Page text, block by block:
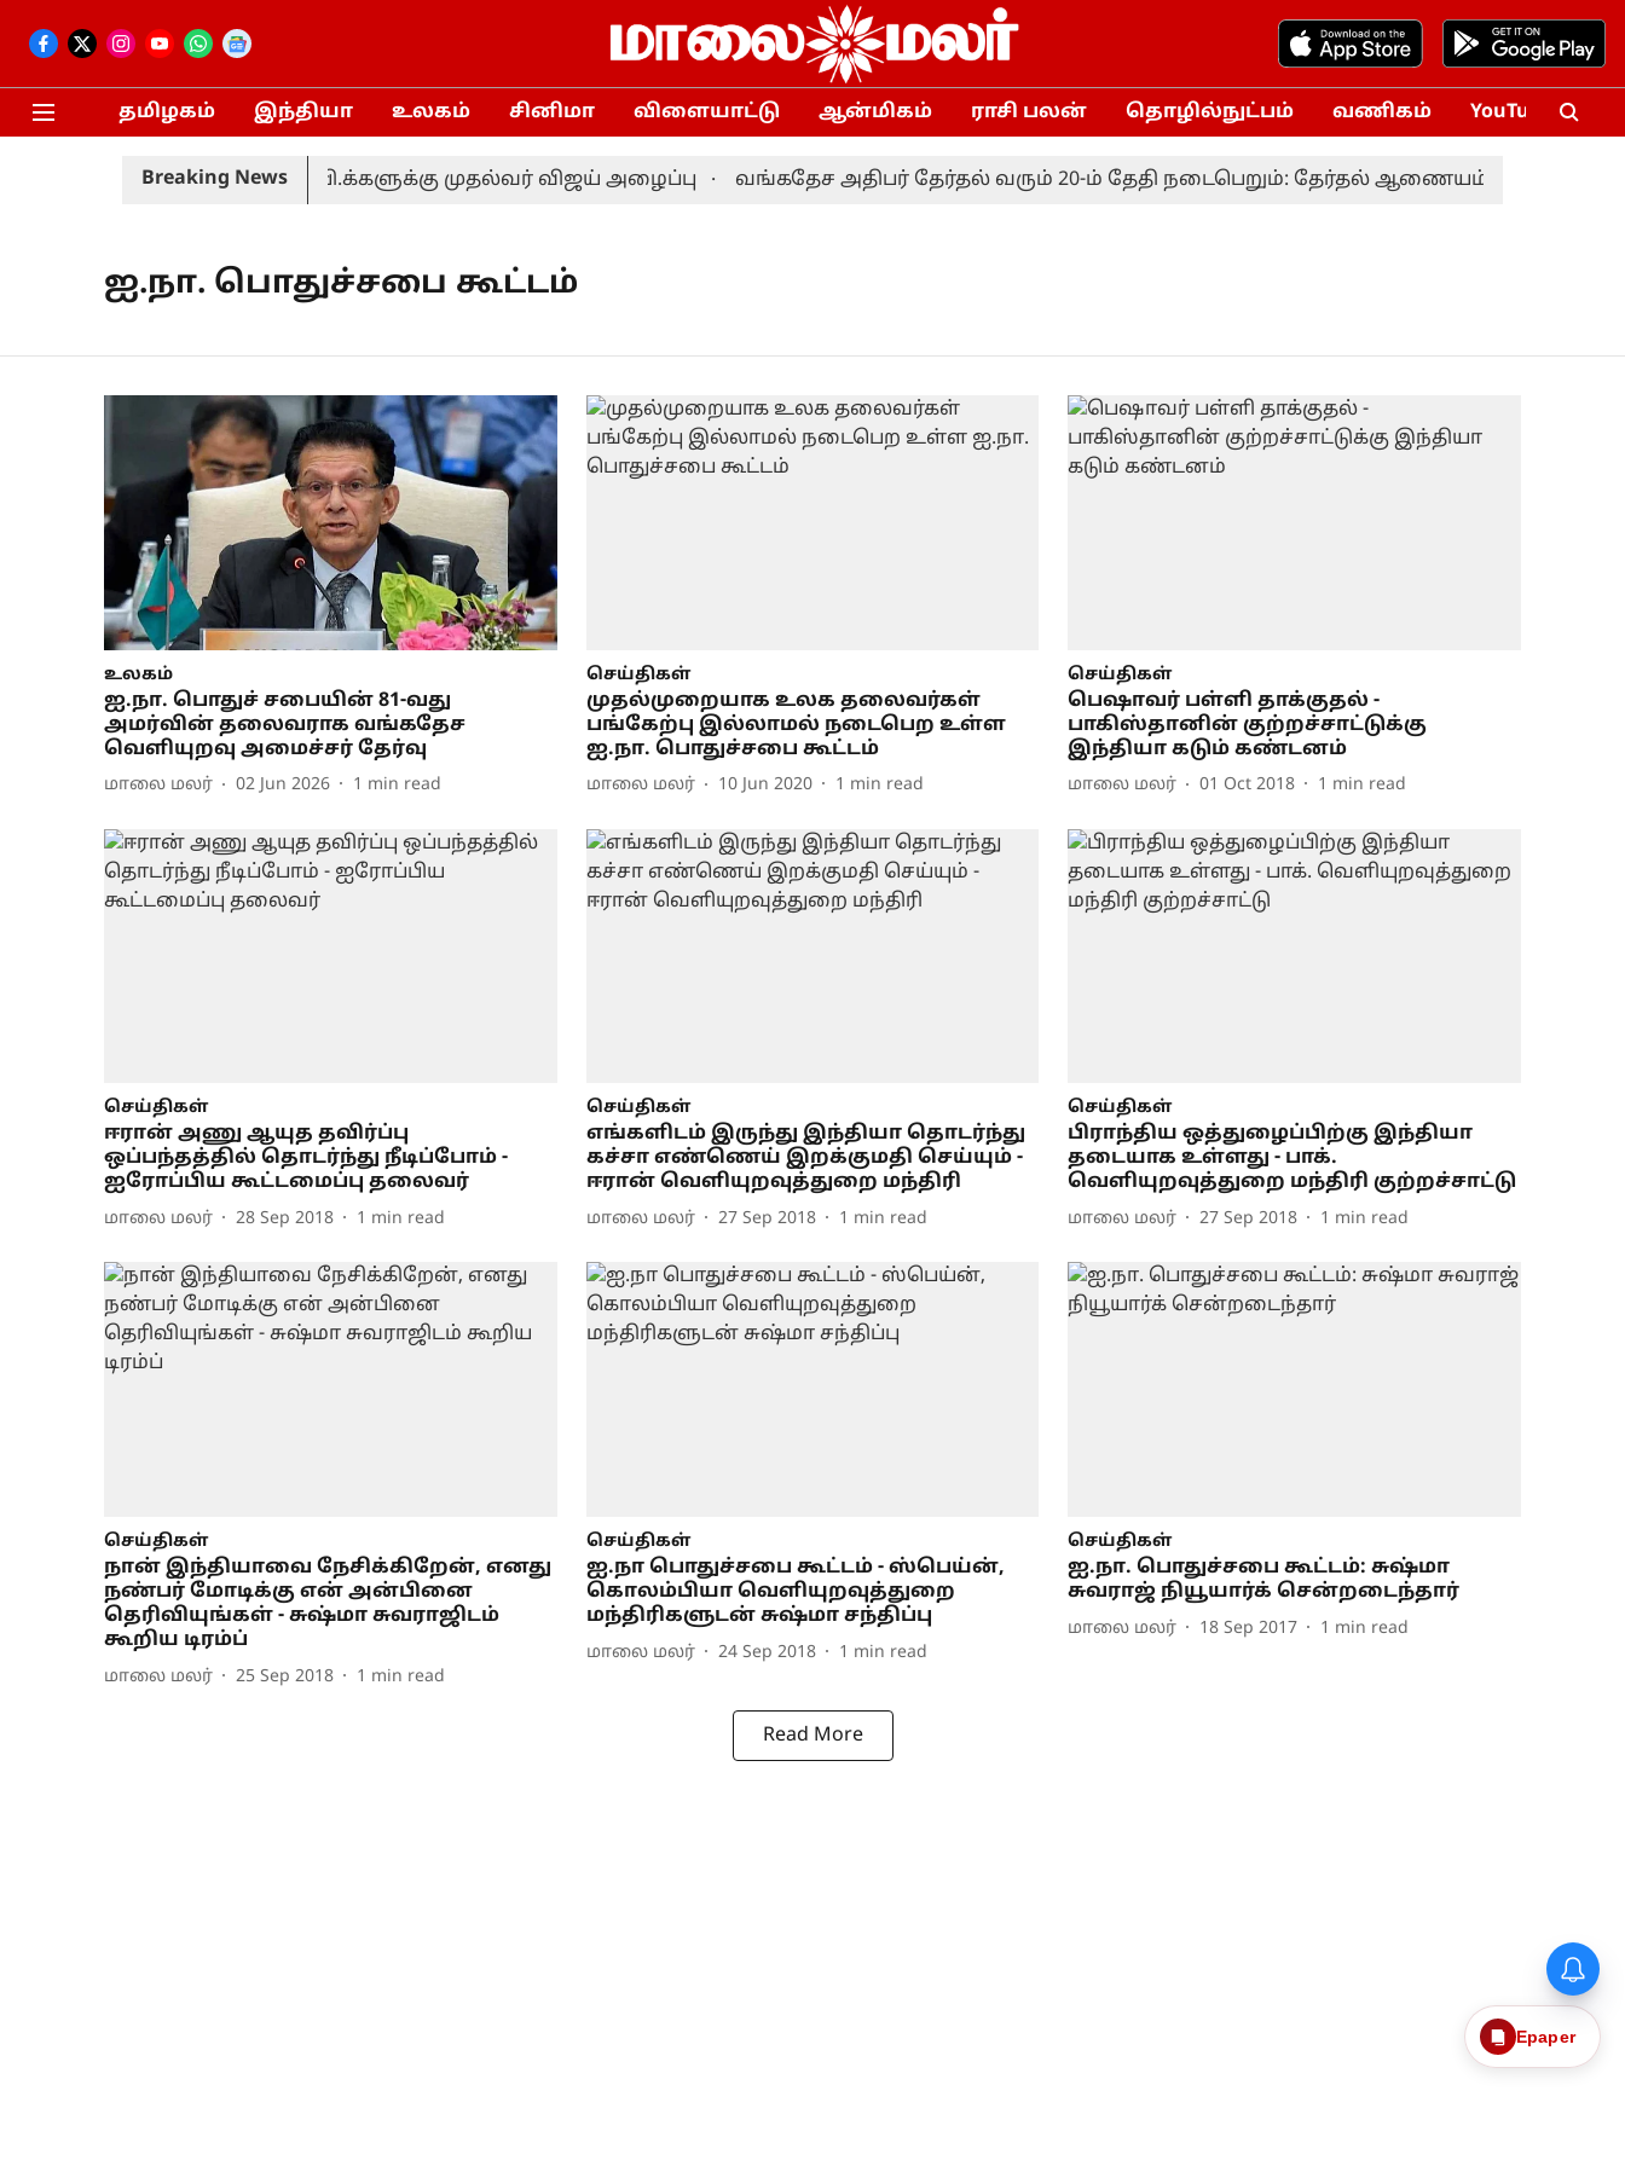
தமிழகம் இந்தியா உலகம் சினிமா விளையாட்டு ஆன்மிகம் ராசி பலன் தொழில்நுட்பம் வணிகம் YouTube
Breaking News
ஆலோசனை: தமிழக எம்.பி.க்களுக்கு முதல்வர் விஜய் அழைப்பு வங்கதேச அதிபர் தேர்தல் வரும் 20-ம் தேதி நடைபெறும்: தேர்தல் ஆணையம்
ஐ.நா. பொதுச்சபை கூட்டம்
உலகம்
ஐ.நா. பொதுச் சபையின் 81-வது
அமர்வின் தலைவராக வங்கதேச
வெளியுறவு அமைச்சர் தேர்வு
மாலை மலர் 02 Jun 2026 1 min read
செய்திகள்
முதல்முறையாக உலக தலைவர்கள்
பங்கேற்பு இல்லாமல் நடைபெற உள்ள
ஐ.நா. பொதுச்சபை கூட்டம்
மாலை மலர் 10 Jun 2020 1 min read
செய்திகள்
பெஷாவர் பள்ளி தாக்குதல் -
பாகிஸ்தானின் குற்றச்சாட்டுக்கு
இந்தியா கடும் கண்டனம்
மாலை மலர் 01 Oct 2018 1 min read
செய்திகள்
ஈரான் அணு ஆயுத தவிர்ப்பு
ஒப்பந்தத்தில் தொடர்ந்து நீடிப்போம் -
ஐரோப்பிய கூட்டமைப்பு தலைவர்
மாலை மலர் 28 Sep 2018 1 min read
செய்திகள்
எங்களிடம் இருந்து இந்தியா தொடர்ந்து
கச்சா எண்ணெய் இறக்குமதி செய்யும் -
ஈரான் வெளியுறவுத்துறை மந்திரி
மாலை மலர் 27 Sep 2018 1 min read
செய்திகள்
பிராந்திய ஒத்துழைப்பிற்கு இந்தியா
தடையாக உள்ளது - பாக்.
வெளியுறவுத்துறை மந்திரி குற்றச்சாட்டு
மாலை மலர் 27 Sep 2018 1 min read
செய்திகள்
நான் இந்தியாவை நேசிக்கிறேன், எனது
நண்பர் மோடிக்கு என் அன்பினை
தெரிவியுங்கள் - சுஷ்மா சுவராஜிடம்
கூறிய டிரம்ப்
மாலை மலர் 25 Sep 2018 1 min read
செய்திகள்
ஐ.நா பொதுச்சபை கூட்டம் - ஸ்பெய்ன்,
கொலம்பியா வெளியுறவுத்துறை
மந்திரிகளுடன் சுஷ்மா சந்திப்பு
மாலை மலர் 24 Sep 2018 1 min read
செய்திகள்
ஐ.நா. பொதுச்சபை கூட்டம்: சுஷ்மா
சுவராஜ் நியூயார்க் சென்றடைந்தார்
மாலை மலர் 18 Sep 2017 1 min read
Read More
Epaper